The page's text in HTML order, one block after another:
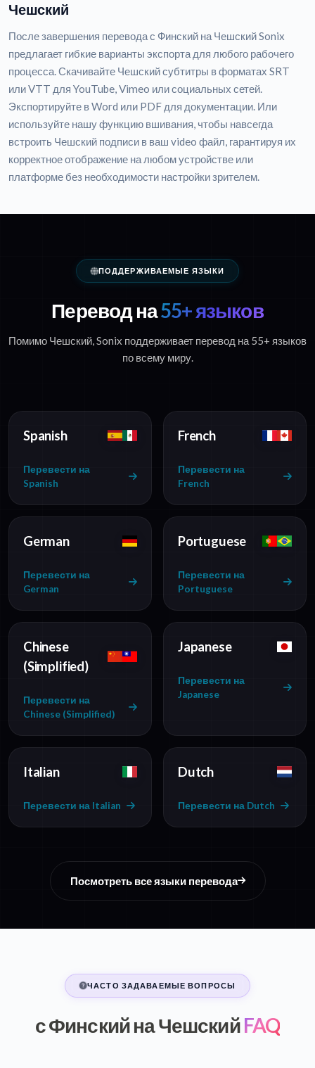
Чешский
После завершения перевода с Финский на Чешский Sonix
предлагает гибкие варианты экспорта для любого рабочего
процесса. Скачивайте Чешский субтитры в форматах SRT
или VTT для YouTube, Vimeo или социальных сетей.
Экспортируйте в Word или PDF для документации. Или
используйте нашу функцию вшивания, чтобы навсегда
встроить Чешский подписи в ваш video файл, гарантируя их
корректное отображение на любом устройстве или
платформе без необходимости настройки зрителем.
ПОДДЕРЖИВАЕМЫЕ ЯЗЫКИ
Перевод на55+ языков
Помимо Чешский, Sonix поддерживает перевод на 55+ языков
по всему миру.
Spanish
Перевести на
Spanish
French
Перевести на
French
German
Перевести на
German
Portuguese
Перевести на
Portuguese
Chinese
(Simplified)
Перевести на
Chinese (Simplified)
Japanese
Перевести на
Japanese
Italian
Перевести на Italian
Dutch
Перевести на Dutch
Посмотреть все языки перевода
ЧАСТО ЗАДАВАЕМЫЕ ВОПРОСЫ
с Финский на ЧешскийFAQ